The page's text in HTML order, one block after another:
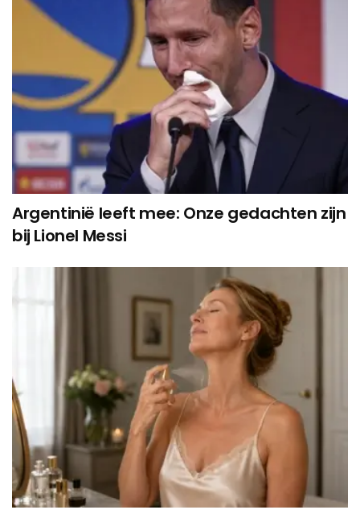
Argentinië leeft mee: Onze gedachten zijn
bij Lionel Messi